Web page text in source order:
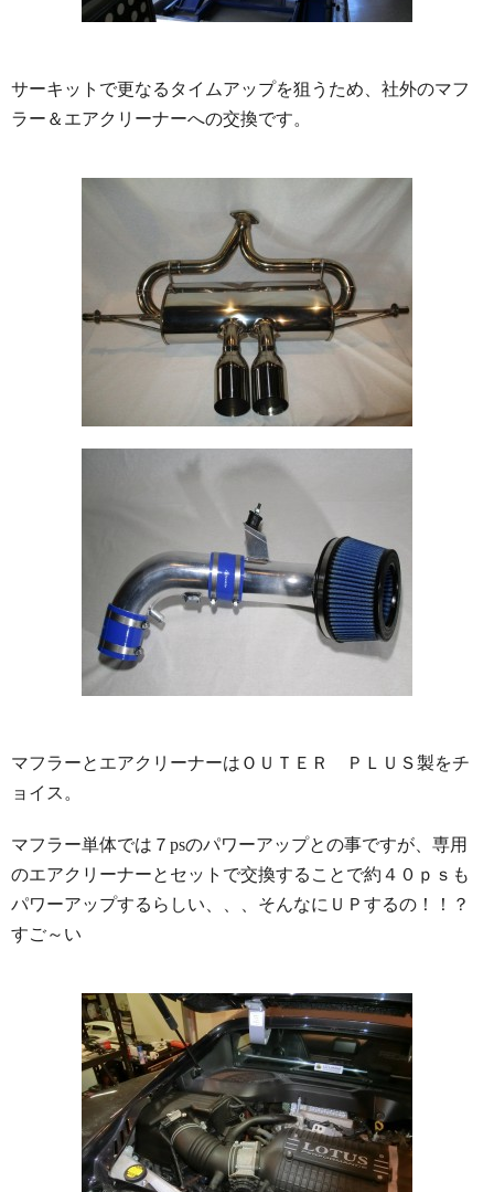
サーキットで更なるタイムアップを狙うため、社外のマフ
ラー＆エアクリーナーへの交換です。
マフラーとエアクリーナーはＯＵＴＥＲ ＰＬＵＳ製をチ
ョイス。
マフラー単体では７psのパワーアップとの事ですが、専用
のエアクリーナーとセットで交換することで約４０ｐｓも
パワーアップするらしい、、、そんなにＵＰするの！！？
すご～い